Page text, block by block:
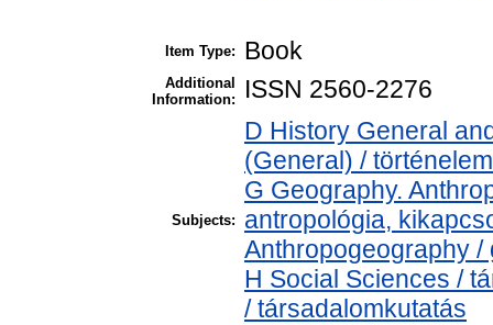
Item Type: Book
Additional
Information:
ISSN 2560-2276
Subjects:
D History General
(General) /
G Geography.
antropológia,
Anthropogeography
H Social Sciences /
/ társadalomkutatás